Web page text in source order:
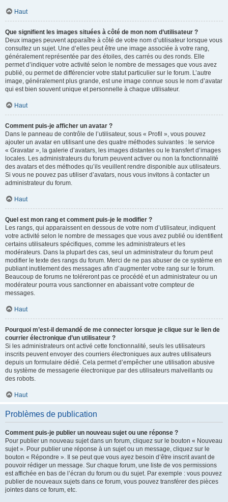
Haut
Que signifient les images situées à côté de mon nom d’utilisateur ?
Deux images peuvent apparaître à côté de votre nom d’utilisateur lorsque vous
consultez un sujet. Une d’elles peut être une image associée à votre rang,
généralement représentée par des étoiles, des carrés ou des ronds. Elle
permet d’indiquer votre activité selon le nombre de messages que vous avez
publié, ou permet de différencier votre statut particulier sur le forum. L’autre
image, généralement plus grande, est une image connue sous le nom d’avatar
qui est bien souvent unique et personnelle à chaque utilisateur.
Haut
Comment puis-je afficher un avatar ?
Dans le panneau de contrôle de l’utilisateur, sous « Profil », vous pouvez
ajouter un avatar en utilisant une des quatre méthodes suivantes : le service
« Gravatar », la galerie d’avatars, les images distantes ou le transfert d’images
locales. Les administrateurs du forum peuvent activer ou non la fonctionnalité
des avatars et des méthodes qu’ils veuillent rendre disponible aux utilisateurs.
Si vous ne pouvez pas utiliser d’avatars, nous vous invitons à contacter un
administrateur du forum.
Haut
Quel est mon rang et comment puis-je le modifier ?
Les rangs, qui apparaissent en dessous de votre nom d’utilisateur, indiquent
votre activité selon le nombre de messages que vous avez publié ou identifient
certains utilisateurs spécifiques, comme les administrateurs et les
modérateurs. Dans la plupart des cas, seul un administrateur du forum peut
modifier le texte des rangs du forum. Merci de ne pas abuser de ce système en
publiant inutilement des messages afin d’augmenter votre rang sur le forum.
Beaucoup de forums ne toléreront pas ce procédé et un administrateur ou un
modérateur pourra vous sanctionner en abaissant votre compteur de
messages.
Haut
Pourquoi m’est-il demandé de me connecter lorsque je clique sur le lien de
courrier électronique d’un utilisateur ?
Si les administrateurs ont activé cette fonctionnalité, seuls les utilisateurs
inscrits peuvent envoyer des courriers électroniques aux autres utilisateurs
depuis un formulaire dédié. Cela permet d’empêcher une utilisation abusive
du système de messagerie électronique par des utilisateurs malveillants ou
des robots.
Haut
Problèmes de publication
Comment puis-je publier un nouveau sujet ou une réponse ?
Pour publier un nouveau sujet dans un forum, cliquez sur le bouton « Nouveau
sujet ». Pour publier une réponse à un sujet ou un message, cliquez sur le
bouton « Répondre ». Il se peut que vous ayez besoin d’être inscrit avant de
pouvoir rédiger un message. Sur chaque forum, une liste de vos permissions
est affichée en bas de l’écran du forum ou du sujet. Par exemple : vous pouvez
publier de nouveaux sujets dans ce forum, vous pouvez transférer des pièces
jointes dans ce forum, etc.